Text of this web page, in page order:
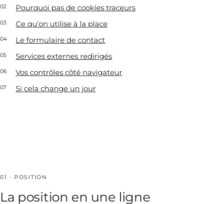
Pourquoi pas de cookies traceurs
Ce qu'on utilise à la place
Le formulaire de contact
Services externes redirigés
Vos contrôles côté navigateur
Si cela change un jour
01 · POSITION
La position en une ligne